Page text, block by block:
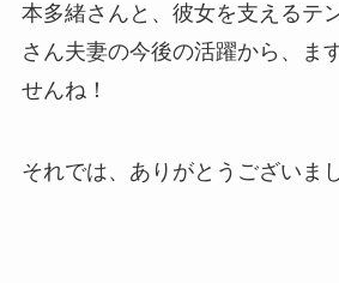
本多緒さんと、彼女を支えるテ
さん夫妻の今後の活躍から、ま
せんね！
それでは、ありがとうございま